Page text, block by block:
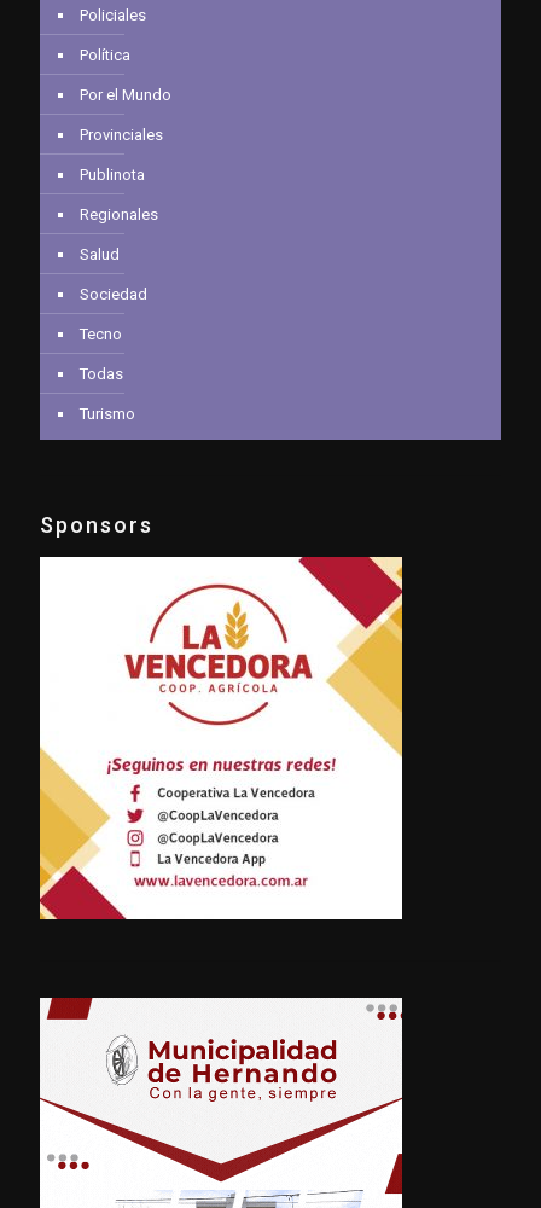
Policiales
Política
Por el Mundo
Provinciales
Publinota
Regionales
Salud
Sociedad
Tecno
Todas
Turismo
Sponsors